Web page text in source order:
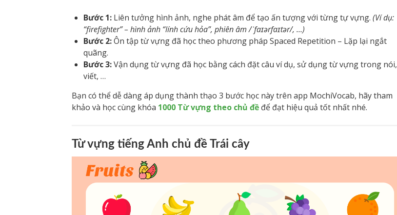
Bước 1: Liên tưởng hình ảnh, nghe phát âm để tạo ấn tượng với từng tự vựng. (Ví dụ:
“firefighter” – hình ảnh “lính cứu hỏa”, phiên âm /ˈfaɪərfaɪtər/, …)
Bước 2:Ôn tập từ vựng đã học theo phương pháp Spaced Repetition – Lặp lại ngắt
quãng.
Bước 3:Vận dụng từ vựng đã học bằng cách đặt câu ví dụ, sử dụng từ vựng trong nói,
viết, …
Bạn có thể dễ dàng áp dụng thành thạo 3 bước học này trên app MochiVocab, hãy tham
khảo và học cùng khóa 1000 Từ vựng theo chủ đề để đạt hiệu quả tốt nhất nhé.
Từ vựng tiếng Anh chủ đề Trái cây